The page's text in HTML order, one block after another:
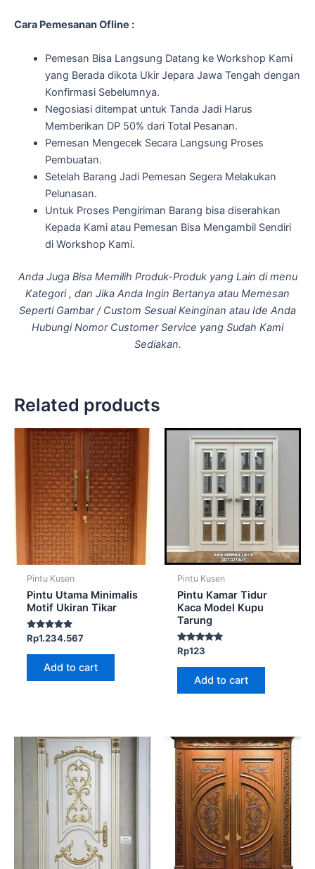
Cara Pemesanan Ofline :
Pemesan Bisa Langsung Datang ke Workshop Kami
yang Berada dikota Ukir Jepara Jawa Tengah dengan
Konfirmasi Sebelumnya.
Negosiasi ditempat untuk Tanda Jadi Harus
Memberikan DP 50% dari Total Pesanan.
Pemesan Mengecek Secara Langsung Proses
Pembuatan.
Setelah Barang Jadi Pemesan Segera Melakukan
Pelunasan.
Untuk Proses Pengiriman Barang bisa diserahkan
Kepada Kami atau Pemesan Bisa Mengambil Sendiri
di Workshop Kami.
Anda Juga Bisa Memilih Produk-Produk yang Lain di menu
Kategori , dan Jika Anda Ingin Bertanya atau Memesan
Seperti Gambar / Custom Sesuai Keinginan atau Ide Anda
Hubungi Nomor Customer Service yang Sudah Kami
Sediakan.
Related products
Pintu Kusen
Pintu Utama Minimalis
Motif Ukiran Tikar
Rated
5.00
out of 5
Rp1.234.567
Add to cart
Pintu Kusen
Pintu Kamar Tidur
Kaca Model Kupu
Tarung
Rated
5.00
out of 5
Rp123
Add to cart